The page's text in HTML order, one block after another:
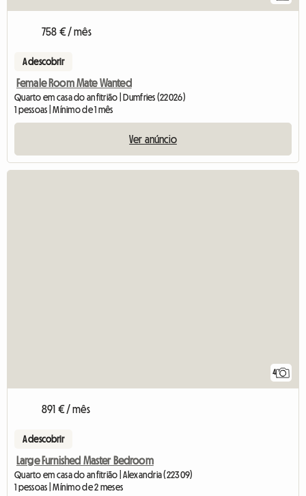
758 € / mês
A descobrir
Female Room Mate Wanted
Quarto em casa do anfitrião | Dumfries (22026)
1 pessoas | Mínimo de 1 mês
Ver anúncio
4
891 € / mês
A descobrir
Large Furnished Master Bedroom
Quarto em casa do anfitrião | Alexandria (22309)
1 pessoas | Mínimo de 2 meses